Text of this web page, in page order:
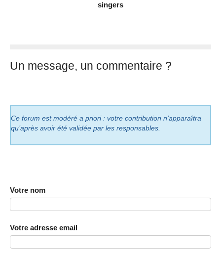
singers
Un message, un commentaire ?
Ce forum est modéré a priori : votre contribution n’apparaîtra
qu’après avoir été validée par les responsables.
Votre nom
Votre adresse email